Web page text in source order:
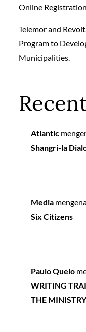
Online
Telemor and
Program to
Municipalities.
Atlantic
Shangri-la
Media
Six Citizens
Paulo Quelo
WRITING
THE